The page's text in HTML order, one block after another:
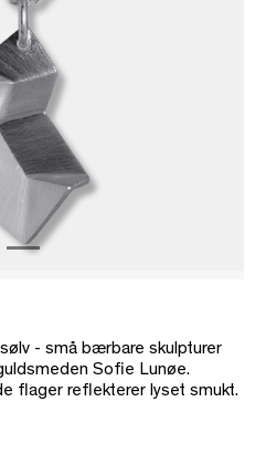
- små bærbare skulpturer
Sofie Lunøe.
flager reflekterer lyset smukt.